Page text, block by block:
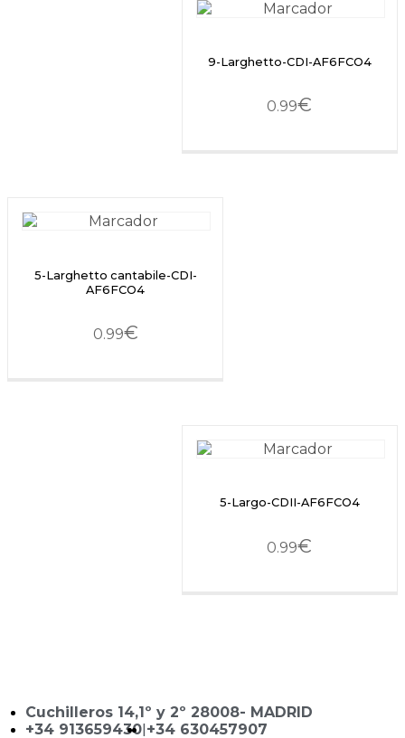
9-Larghetto-CDI-AF6FCO4
0.99€
5-Larghetto cantabile-CDI-
AF6FCO4
0.99€
5-Largo-CDII-AF6FCO4
0.99€
Cuchilleros 14,1º y 2º 28008- MADRID
+34 913659430|+34 630457907